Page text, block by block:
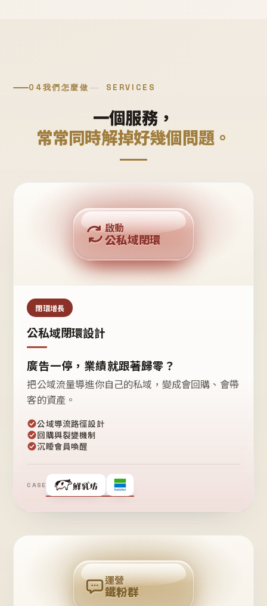
04我們怎麼做 SERVICES
一個服務，
常常同時解掉好幾個問題。
公域流量
私域鐵粉
回購複利
啟動
公私域閉環
閉環增長
公私域閉環設計
廣告一停，業績就跟著歸零？
把公域流量導進你自己的私域，變成會回購、會帶
客的資產。
公域導流路徑設計
回購與裂變機制
沉睡會員喚醒
CASE
❤
粉
回
購
運營
鐵粉群